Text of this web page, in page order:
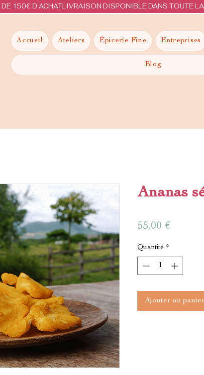
DE 150€ D'ACHAT
Accueil Ateliers Épicerie Fine Entreprises
Blog
Ananas
55,00 €Prix
Quantité *
Ajouter au